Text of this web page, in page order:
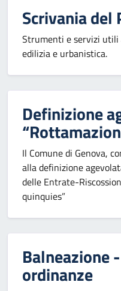
Scrivania
Strumenti e servizi
edilizia e urbanistica.
Definizione
Il Comune di Genova,
alla definizione
delle Entrate-
quinquies”
Balneazione
ordinanze